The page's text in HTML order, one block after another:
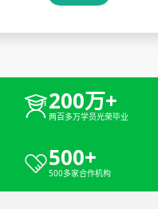
200万+
两百多万学员光荣毕业
500+
500多家合作机构